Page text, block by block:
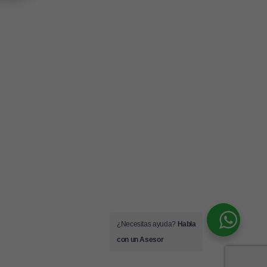
¿Necesitas ayuda? Habla
con un Asesor